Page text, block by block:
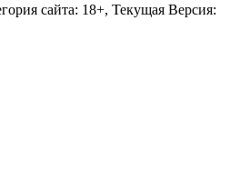
сайта: 18+, Текущая Версия: